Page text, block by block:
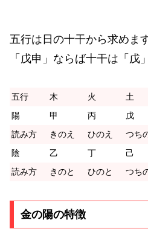
五行は日の十干から求めま
「戊申」ならば十干は「戊
五行 木 火 土
陽
甲 丙 戊
読み方
きのえ ひのえ つち
陰
乙 丁 己
読み方
きのと ひのと つち
金の陽の特徴